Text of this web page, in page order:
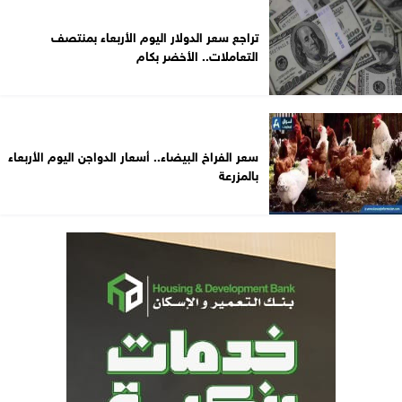
تراجع سعر الدولار اليوم الأربعاء بمنتصف
التعاملات.. الأخضر بكام
سعر الفراخ البيضاء.. أسعار الدواجن اليوم الأربعاء
بالمزرعة